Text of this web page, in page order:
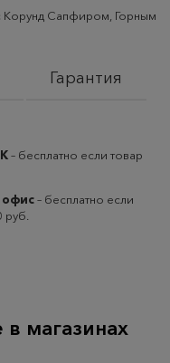
Корунд Сапфиром, Горным
Гарантия
– бесплатно если товар
офис– бесплатно если
руб.
магазинах